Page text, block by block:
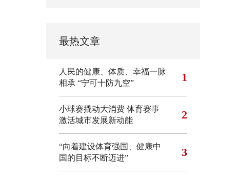
最热文章
人民的健康、体质、幸福一脉
相承 “宁可十防九空” 1
小球赛撬动大消费 体育赛事
激活城市发展新动能
2
“向着建设体育强国、健康中
国的目标不断迈进”
3